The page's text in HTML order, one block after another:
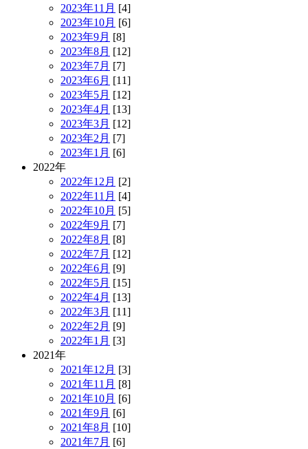
2023年11月 [4]
2023年10月 [6]
2023年9月 [8]
2023年8月 [12]
2023年7月 [7]
2023年6月 [11]
2023年5月 [12]
2023年4月 [13]
2023年3月 [12]
2023年2月 [7]
2023年1月 [6]
2022年
2022年12月 [2]
2022年11月 [4]
2022年10月 [5]
2022年9月 [7]
2022年8月 [8]
2022年7月 [12]
2022年6月 [9]
2022年5月 [15]
2022年4月 [13]
2022年3月 [11]
2022年2月 [9]
2022年1月 [3]
2021年
2021年12月 [3]
2021年11月 [8]
2021年10月 [6]
2021年9月 [6]
2021年8月 [10]
2021年7月 [6]